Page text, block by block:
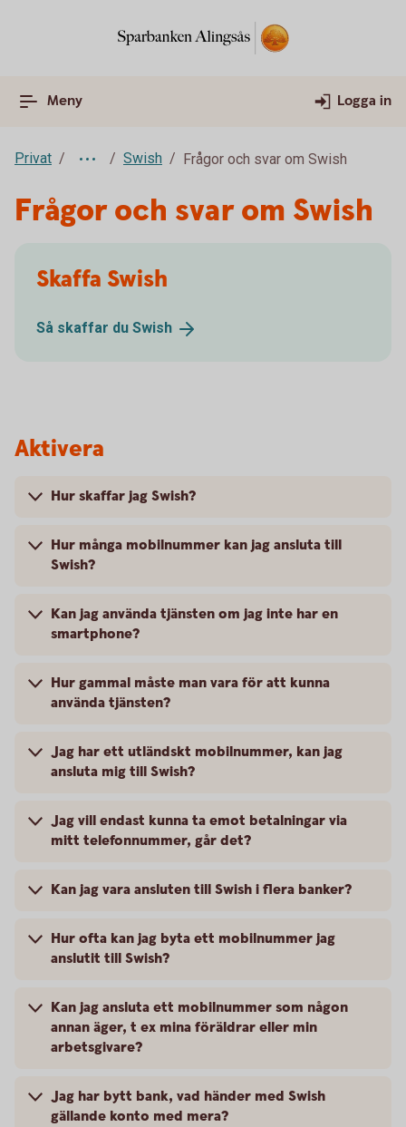
Meny Logga in
Privat Swish Frågor och svar om Swish
Frågor och svar om Swish
Skaffa Swish
Så skaffar du Swish
Aktivera
Hur skaffar jag Swish?
Hur många mobilnummer kan jag ansluta till
Swish?
Kan jag använda tjänsten om jag inte har en
smartphone?
Hur gammal måste man vara för att kunna
använda tjänsten?
Jag har ett utländskt mobilnummer, kan jag
ansluta mig till Swish?
Jag vill endast kunna ta emot betalningar via
mitt telefonnummer, går det?
Kan jag vara ansluten till Swish i flera banker?
Hur ofta kan jag byta ett mobilnummer jag
anslutit till Swish?
Kan jag ansluta ett mobilnummer som någon
annan äger, t ex mina föräldrar eller min
arbetsgivare?
Jag har bytt bank, vad händer med Swish
gällande konto med mera?